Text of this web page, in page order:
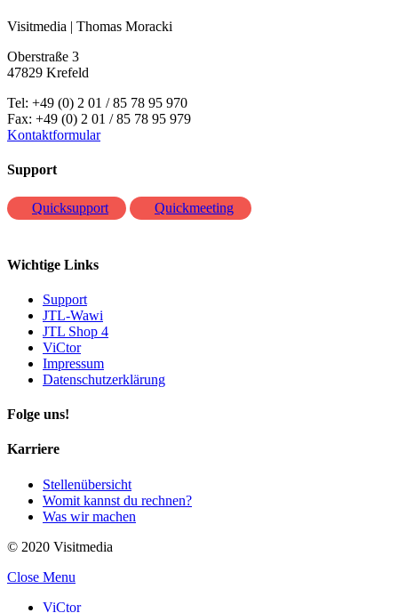
Visitmedia | Thomas Moracki
Oberstraße 3
47829 Krefeld
Tel: +49 (0) 2 01 / 85 78 95 970
Fax: +49 (0) 2 01 / 85 78 95 979
Kontaktformular
Support
Quicksupport Quickmeeting
Wichtige Links
Support
JTL-Wawi
JTL Shop 4
ViCtor
Impressum
Datenschutzerklärung
Folge uns!
Karriere
Stellenübersicht
Womit kannst du rechnen?
Was wir machen
© 2020 Visitmedia
Close Menu
ViCtor